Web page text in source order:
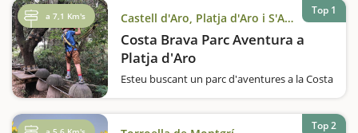
a 7,1 Km's Castell d'Aro, Platja d'Aro i S'Agaró
Costa Brava Parc Aventura a
Platja d'Aro
Esteu buscant un parc d'aventures a la Costa
situat a Platja d'Aro i aquí podreu viure la
Top 1
Top 2